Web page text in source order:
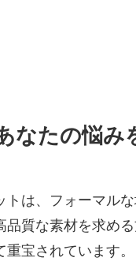
なたの悩み
トは、フォーマル
品質な素材を求め
宝されています。